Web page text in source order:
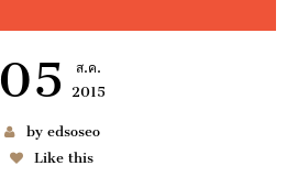
05
ส.ค.
2015
by edsoseo
Like this